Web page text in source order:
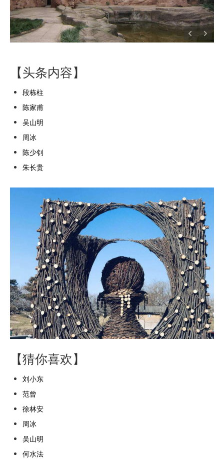
【头条内容】
段栋柱
陈家甫
吴山明
周冰
陈少钊
朱长贵
【猜你喜欢】
刘小东
范曾
徐林安
周冰
吴山明
何水法